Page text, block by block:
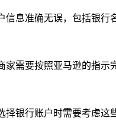
息准确无误，包括银行
需要按照亚马逊的指示
银行账户时需要考虑这